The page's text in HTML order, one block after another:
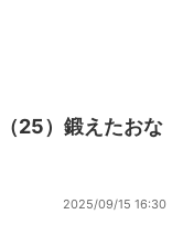
25）鍛えたおな
2025/09/15 16:30